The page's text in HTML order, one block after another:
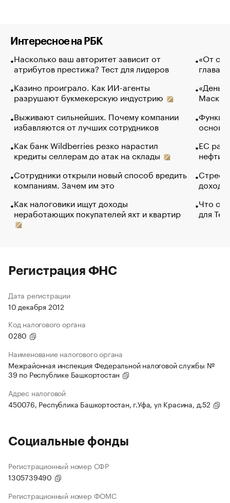
Интересное на РБК
Насколько ваш авторитет зависит от
атрибутов престижа? Тест для лидеров
Казино проиграло. Как ИИ-агенты
разрушают букмекерскую индустрию
Выживают сильнейших. Почему компании
избавляются от лучших сотрудников
Как банк Wildberries резко нарастил
кредиты селлерам до атак на склады
Сотрудники открыли новый способ вредить
компаниям. Зачем им это
Как налоговики ищут доходы
неработающих покупателей яхт и квартир
«От
глава
Маск в
основ
ЕС
нефти
Что
для
Регистрация ФНС
Дата регистрации
10 декабря 2012
Код налогового органа
0280
Наименование налогового органа
Межрайонная инспекция Федеральной налоговой службы №
39 по Республике Башкортостан
Адрес налоговой
450076, Республика Башкортостан, г.Уфа, ул Красина, д.52
Социальные фонды
Регистрационный номер СФР
1305739490
Регистрационный номер ФОМС